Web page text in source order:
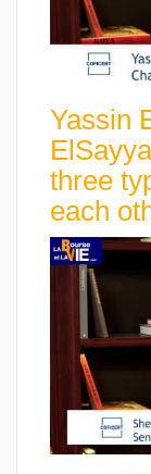
Yassin
three
each